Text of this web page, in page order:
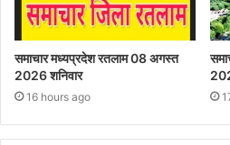
समाचार मध्यप्रदेश रतलाम 08 अगस्त
2026 शनिवार
16 hours ago